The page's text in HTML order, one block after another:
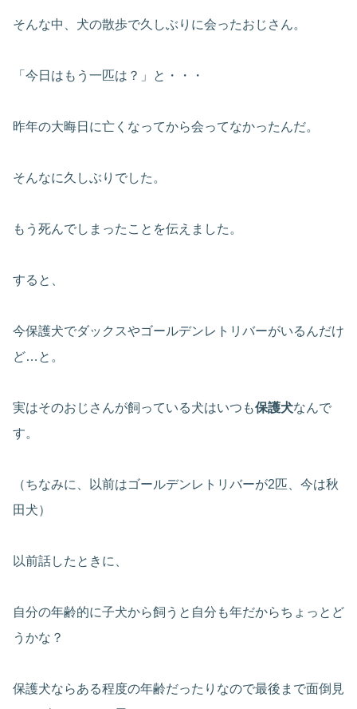
そんな中、犬の散歩で久しぶりに会ったおじさん。
「今日はもう一匹は？」と・・・
昨年の大晦日に亡くなってから会ってなかったんだ。
そんなに久しぶりでした。
もう死んでしまったことを伝えました。
すると、
今保護犬でダックスやゴールデンレトリバーがいるんだけ
ど…と。
実はそのおじさんが飼っている犬はいつも保護犬なんで
す。
（ちなみに、以前はゴールデンレトリバーが2匹、今は秋
田犬）
以前話したときに、
自分の年齢的に子犬から飼うと自分も年だからちょっとど
うかな？
保護犬ならある程度の年齢だったりなので最後まで面倒見